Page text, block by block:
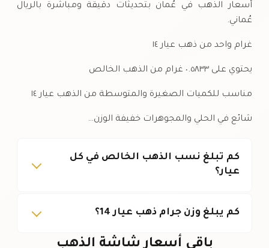
أسعار الذهب في عُمان بتحديثات دقيقة ومباشرة بالريال
عُماني.
غرام واحد من ذهب عيار ١٤
يحتوي على ٠.٥٨٣٣ غرام من الذهب الخالص
مناسب للكميات الصغيرة والمتوسطة من الذهب عيار ١٤
شائع في الحلي والمجوهرات خفيفة الوزن…
كم تبلغ نسب الذهب الخالص في كل
عيار؟
كم يبلغ وزن جرام ذهب عيار 14؟
باقي أسعار شاشة الذهب